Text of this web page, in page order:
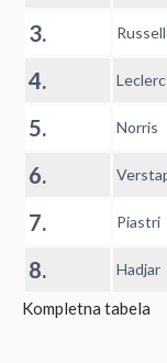
3. Russell
4. Leclerc
5. Norris
6.
7. Piastri
8. Hadjar
Kompletna tabela